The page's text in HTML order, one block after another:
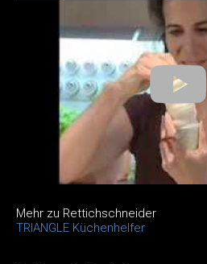
Mehr zu Rettichschneider
TRIANGLE Küchenhelfer